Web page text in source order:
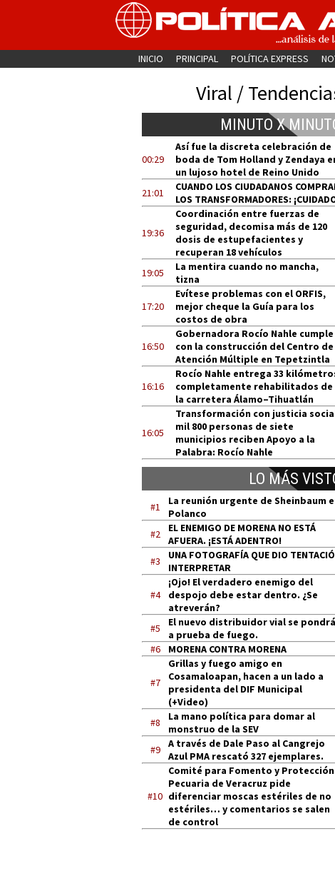
INICIO PRINCIPAL POLÍTICA EXPRESS
Viral /
MINUTO X
00:29
Así fue la discreta celebración de
boda de Tom Holland y Zendaya
un lujoso hotel de Reino Unido
21:01
CUANDO LOS CIUDADANOS
LOS TRANSFORMADORES:
19:36
Coordinación entre fuerzas de
seguridad, decomisa más de 120
dosis de estupefacientes y
recuperan 18 vehículos
19:05
La mentira cuando no mancha,
tizna
17:20
Evítese problemas con el ORFIS,
mejor cheque la Guía para los
costos de obra
16:50
Gobernadora Rocío Nahle cumple
con la construcción del Centro de
Atención Múltiple en Tepetzintla
16:16
Rocío Nahle entrega 33
completamente rehabilitados de
la carretera Álamo–Tihuatlán
16:05
Transformación con justicia
mil 800 personas de siete
municipios reciben Apoyo a la
Palabra: Rocío Nahle
LO MÁS
#1
La reunión urgente de Sheinbaum
Polanco
#2
EL ENEMIGO DE MORENA NO ESTÁ
AFUERA. ¡ESTÁ ADENTRO!
#3
UNA FOTOGRAFÍA QUE DIO
INTERPRETAR
#4
¡Ojo! El verdadero enemigo del
despojo debe estar dentro. ¿Se
atreverán?
#5
El nuevo distribuidor vial se pondrá
a prueba de fuego.
#6
MORENA CONTRA MORENA
#7
Grillas y fuego amigo en
Cosamaloapan, hacen a un lado a
presidenta del DIF Municipal
(+Video)
#8
La mano política para domar al
monstruo de la SEV
#9
A través de Dale Paso al Cangrejo
Azul PMA rescató 327 ejemplares.
#10
Comité para Fomento y Protección
Pecuaria de Veracruz pide
diferenciar moscas estériles de no
estériles… y comentarios se salen
de control